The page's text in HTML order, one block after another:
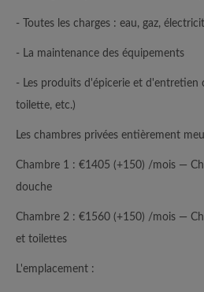
- Toutes les charges : eau, gaz,
- La maintenance des équipements
- Les produits d'épicerie et d'entretien
toilette, etc.)
Les chambres privées entièrement
Chambre 1 : €1405 (+150) /mois —
douche
Chambre 2 : €1560 (+150) /mois —
et toilettes
L'emplacement :